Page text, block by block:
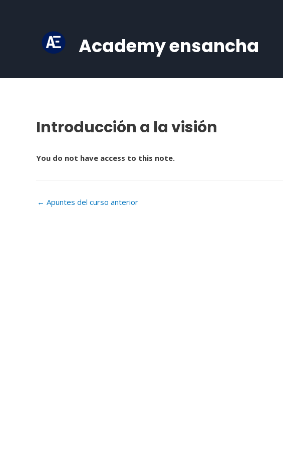
Academy ensancha
Introducción a la visión
You do not have access to this note.
Navegación
← Apuntes del curso anterior